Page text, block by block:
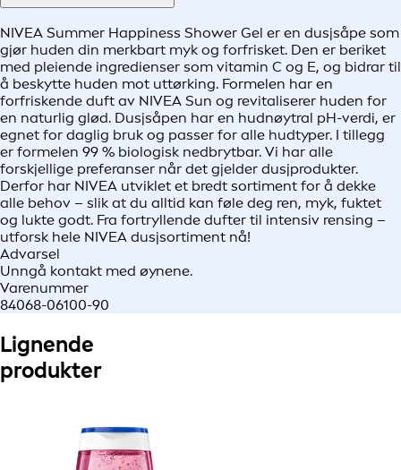
NIVEA Summer Happiness Shower Gel er en dusjsåpe som
gjør huden din merkbart myk og forfrisket. Den er beriket
med pleiende ingredienser som vitamin C og E, og bidrar til
å beskytte huden mot uttørking. Formelen har en
forfriskende duft av NIVEA Sun og revitaliserer huden for
en naturlig glød. Dusjsåpen har en hudnøytral pH-verdi, er
egnet for daglig bruk og passer for alle hudtyper. I tillegg
er formelen 99 % biologisk nedbrytbar. Vi har alle
forskjellige preferanser når det gjelder dusjprodukter.
Derfor har NIVEA utviklet et bredt sortiment for å dekke
alle behov – slik at du alltid kan føle deg ren, myk, fuktet
og lukte godt. Fra fortryllende dufter til intensiv rensing –
utforsk hele NIVEA dusjsortiment nå!
Advarsel
Unngå kontakt med øynene.
Varenummer
84068-06100-90
Lignende
produkter